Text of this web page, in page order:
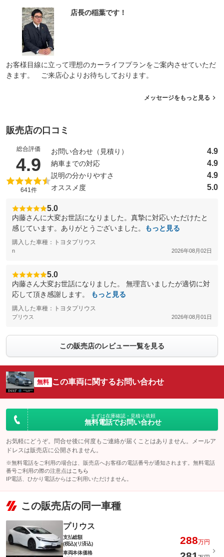
店長の稲葉です！
お客様目線に立って理想のカーライフプランをご案内させていただ
きます。 ご来店心よりお待ちしております。
メッセージをもっと見る
販売店の口コミ
総合評価
4.9 （5点満点中）
641件
お問い合わせ（見積り） 4.9
納車までの対応 4.9
説明の分かりやすさ 4.9
オススメ度 5.0
5.0
内藤さんに大変お世話になりました。真摯に対応いただけたと
感じています。ありがとうございました。
もっと見る
購入した車種：トヨタプリウス
n 2026年08月02日
5.0
内藤さん大変お世話になりました。 無理言いましたが適切に対
応して頂き感謝します。
もっと見る
購入した車種：トヨタプリウス
プリウス 2026年08月01日
この販売店のレビュー一覧を見る
無料 この車両に関するお問い合わせ
まずは在庫確認・見積り依頼
無料電話でお問い合わせ
お気軽にどうぞ。問合せ後に何度もご連絡が届くことはありません。メールア
ドレスは販売店に公開されません。
※無料電話をご利用の場合は、販売店へお客様の電話番号が通知されます。無料電話
番号ご利用の際の注意点は こちら
IP電話、ひかり電話からはご利用いただけません。
この販売店の同一車種
プリウス
支払総額
(税込)(リ済込)
288万円
車両本体価格